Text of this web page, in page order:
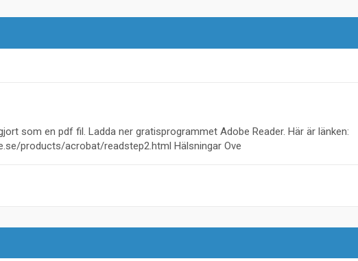
som en pdf fil. Ladda ner gratisprogrammet Adobe Reader. Här är länken:
products/acrobat/readstep2.html Hälsningar Ove